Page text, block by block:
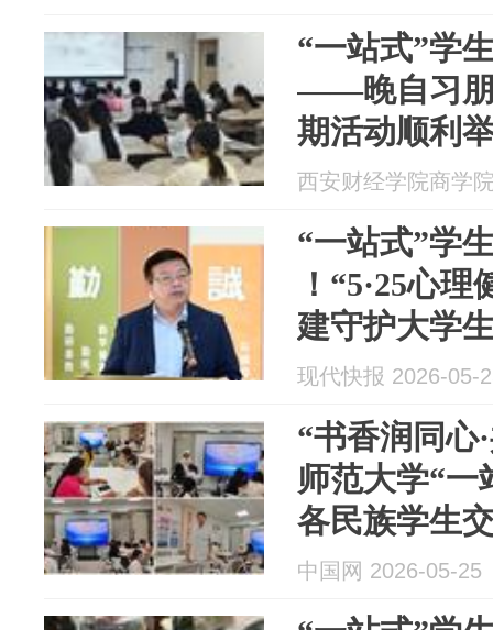
“一站式”学
——晚自习朋
期活动顺利
西安财经学院商学
“一站式”学
！“5·25心
建守护大学
现代快报 2026-05-
“书香润同心
师范大学“一
各民族学生
中国网 2026-05-25